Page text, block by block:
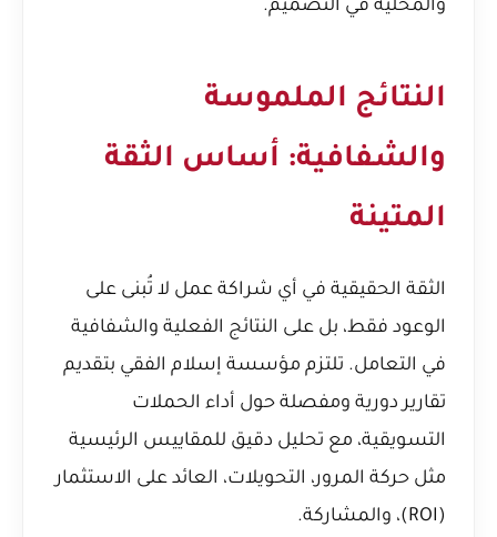
والمحلية في التصميم.
النتائج الملموسة
والشفافية: أساس الثقة
المتينة
الثقة الحقيقية في أي شراكة عمل لا تُبنى على
الوعود فقط، بل على النتائج الفعلية والشفافية
في التعامل. تلتزم مؤسسة إسلام الفقي بتقديم
تقارير دورية ومفصلة حول أداء الحملات
التسويقية، مع تحليل دقيق للمقاييس الرئيسية
مثل حركة المرور، التحويلات، العائد على الاستثمار
(ROI)، والمشاركة.